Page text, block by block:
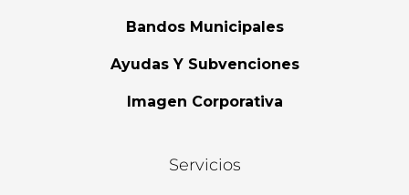
Bandos Municipales
Ayudas Y Subvenciones
Imagen Corporativa
Servicios